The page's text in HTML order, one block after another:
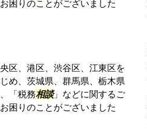
困りのことがございました
区、港区、渋谷区、江東区を
め、茨城県、群馬県、栃木県
「税務相談」などに関するご
困りのことがございました